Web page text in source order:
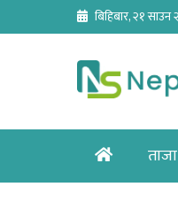
content
बिहिबार, २१ साउन
Homeताजा